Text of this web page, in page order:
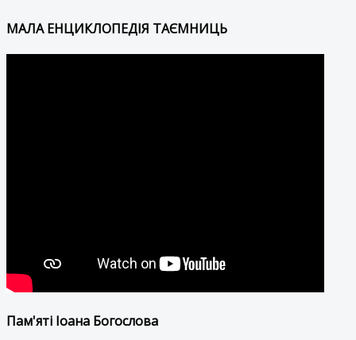
МАЛА ЕНЦИКЛОПЕДІЯ ТАЄМНИЦЬ
Пам'яті Іоана Богослова